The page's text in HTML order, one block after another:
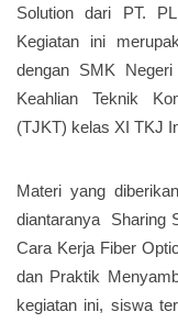
Solution dari PT.
Kegiatan ini
dengan SMK
Keahlian Teknik
(TJKT) kelas XI TKJ
Materi yang
diantaranya Sharing
Cara Kerja Fiber
dan Praktik
kegiatan ini, siswa